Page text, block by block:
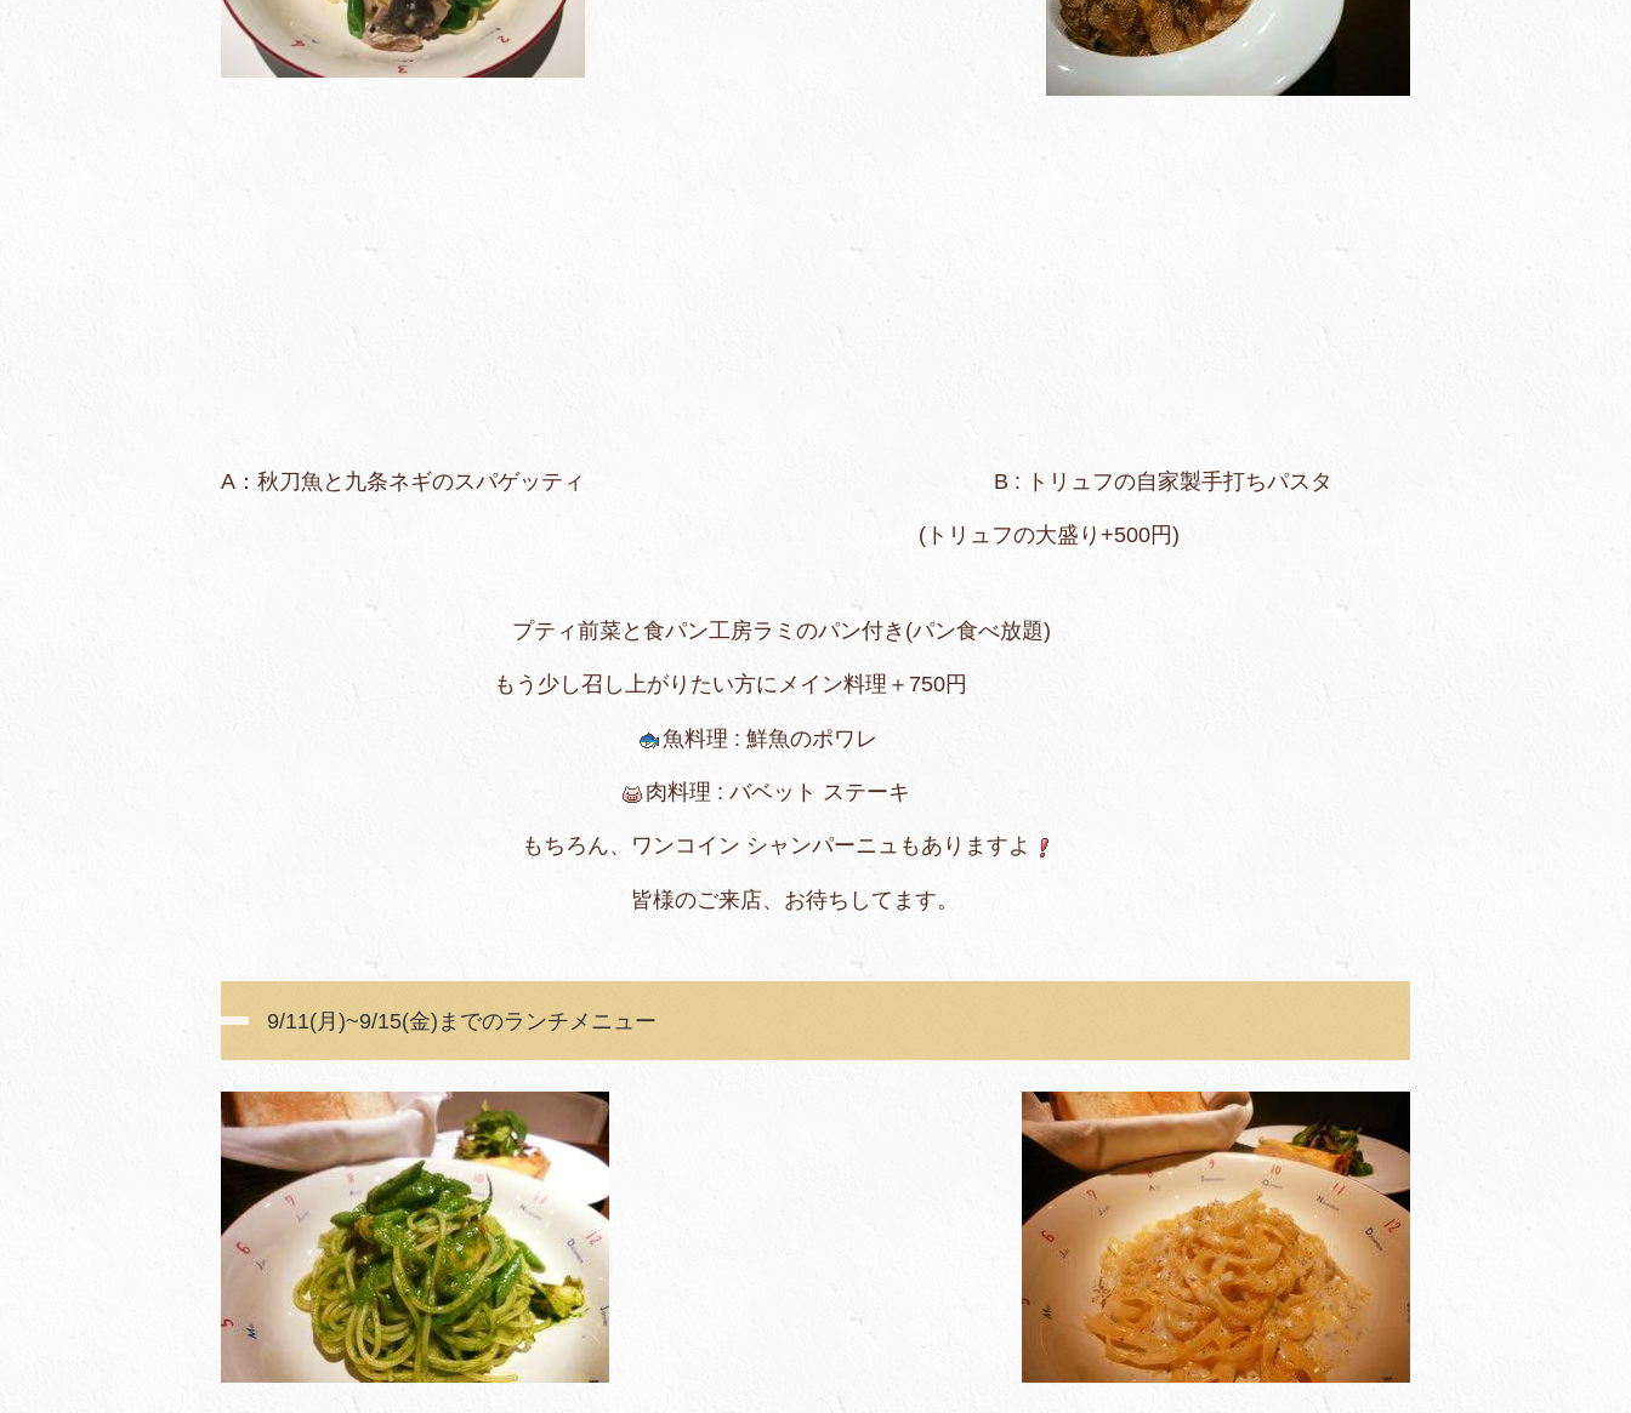
A：秋刀魚と九条ネギのスパゲッティ B : トリュフの自家製手打ちパスタ
(トリュフの大盛り+500円)
プティ前菜と食パン工房ラミのパン付き(パン食べ放題)
もう少し召し上がりたい方にメイン料理＋750円
魚料理 : 鮮魚のポワレ
肉料理 : バベット ステーキ
もちろん、ワンコイン シャンパーニュもありますよ
皆様のご来店、お待ちしてます。
9/11(月)~9/15(金)までのランチメニュー